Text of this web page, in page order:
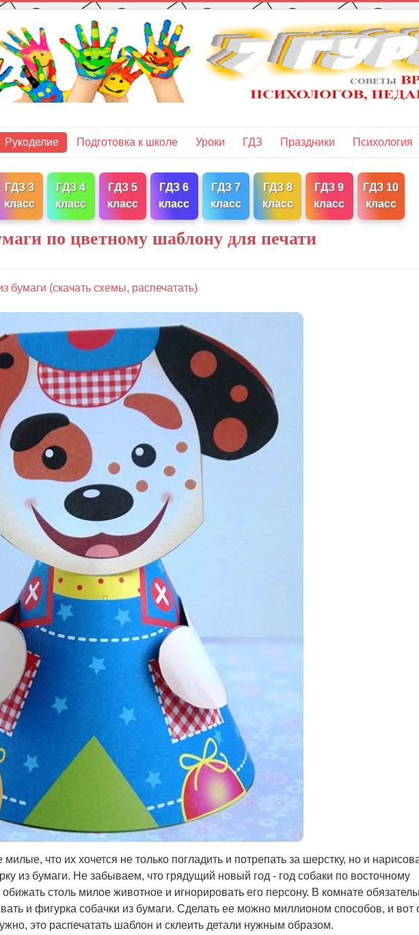
Рукоделие Подготовка к школе Уроки ГДЗ Праздники Психология
ГДЗ 3
класс
ГДЗ 4
класс
ГДЗ 5
класс
ГДЗ 6
класс
ГДЗ 7
класс
ГДЗ 8
класс
ГДЗ 9
класс
ГДЗ 10
класс
по цветному шаблону для печати
бумаги (скачать схемы, распечатать)
что их хочется не только погладить и потрепать за шерстку, но и
из бумаги. Не забываем, что грядущий новый год - год собаки по восточному
столь милое животное и игнорировать его персону. В комнате
и фигурка собачки из бумаги. Сделать ее можно миллионом способов, и вот
это распечатать шаблон и склеить детали нужным образом.